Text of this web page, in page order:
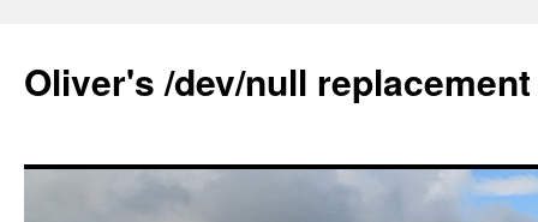
content
Oliver's /dev/null replacement